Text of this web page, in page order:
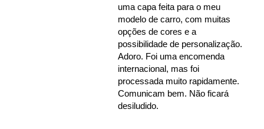
uma capa feita para o meu
modelo de carro, com muitas
opções de cores e a
possibilidade de personalização.
Adoro. Foi uma encomenda
internacional, mas foi
processada muito rapidamente.
Comunicam bem. Não ficará
desiludido.